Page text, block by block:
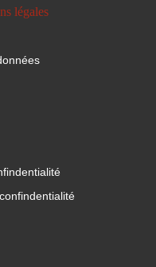
légales